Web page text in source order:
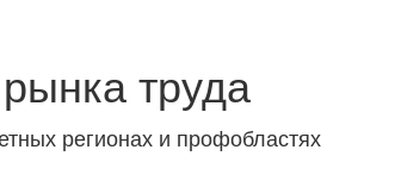
труда
регионах и профобластях